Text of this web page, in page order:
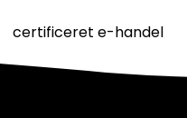
certificeret e-handel